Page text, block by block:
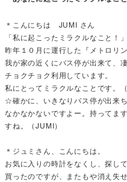
＊こんにちは JUMI さん
「私に起こったミラクルなこと！」
昨年１０月に運行した『メトロリ
我が家の近くにバス停が出来て、
チョクチョク利用しています。
私にとってミラクルなことです。
☆確かに、いきなりバス停が出来
なかなかないですよー。持ってま
すね。（JUMI）
＊ジュミさん、こんにちは。
お気に入りの時計をなくし、探し
買ったのですが、またもや消え失せ